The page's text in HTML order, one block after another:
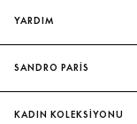
YARDIM
SANDRO PARİS
KADIN KOLEKSİYONU